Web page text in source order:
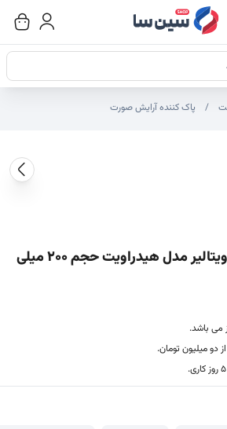
پاک کننده آرایش صورت
ژل شستشوی صورت ویتالیر مدل هیدراویت حجم 200 میلی
می باشد.
دو میلیون تومان.